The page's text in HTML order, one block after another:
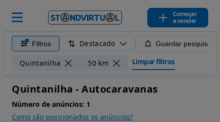
Começar
a vender
Filtros Destacado Guardar pesquisa
Quintanilha 50 km Limpar filtros
Quintanilha - Autocaravanas
Número de anúncios: 1
Como são posicionados os anúncios?